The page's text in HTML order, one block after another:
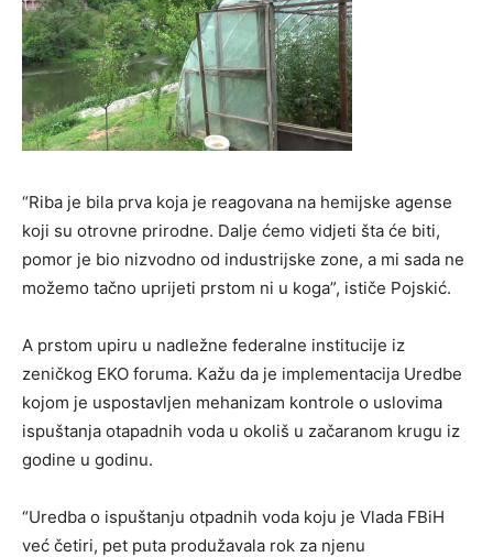
“Riba je bila prva koja je reagovana na hemijske agense
koji su otrovne prirodne. Dalje ćemo vidjeti šta će biti,
pomor je bio nizvodno od industrijske zone, a mi sada ne
možemo tačno uprijeti prstom ni u koga”, ističe Pojskić.
A prstom upiru u nadležne federalne institucije iz
zeničkog EKO foruma. Kažu da je implementacija Uredbe
kojom je uspostavljen mehanizam kontrole o uslovima
ispuštanja otapadnih voda u okoliš u začaranom krugu iz
godine u godinu.
“Uredba o ispuštanju otpadnih voda koju je Vlada FBiH
već četiri, pet puta produžavala rok za njenu